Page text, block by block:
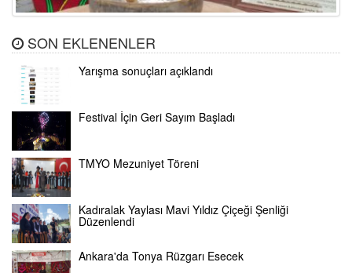
SON EKLENENLER
Yarışma sonuçları açıklandı
Festival İçin Geri Sayım Başladı
TMYO Mezuniyet Töreni
Kadıralak Yaylası Mavi Yıldız Çiçeği Şenliği
Düzenlendi
Ankara'da Tonya Rüzgarı Esecek